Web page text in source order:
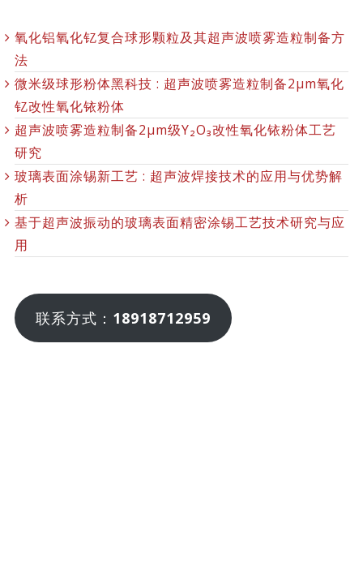
氧化铝氧化钇复合球形颗粒及其超声波喷雾造粒制备方
法
微米级球形粉体黑科技 : 超声波喷雾造粒制备2μm氧化
钇改性氧化铱粉体
超声波喷雾造粒制备2μm级Y₂O₃改性氧化铱粉体工艺
研究
玻璃表面涂锡新工艺 : 超声波焊接技术的应用与优势解
析
基于超声波振动的玻璃表面精密涂锡工艺技术研究与应
用
联系方式： 18918712959